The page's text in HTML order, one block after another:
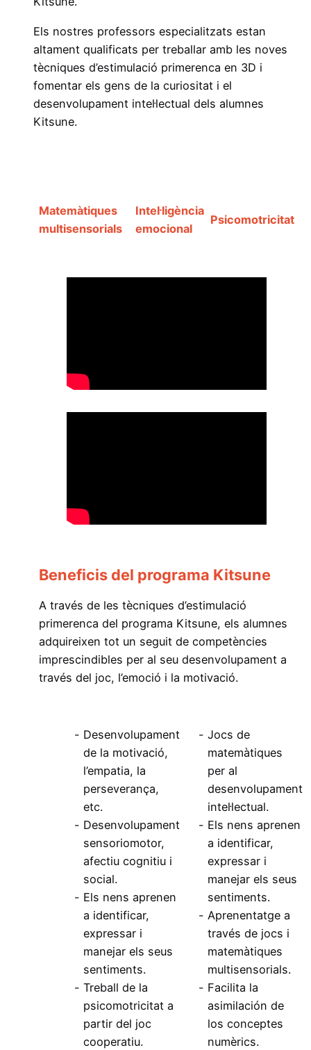
Els nostres professors especialitzats estan
altament qualificats per treballar amb les noves
tècniques d’estimulació primerenca en 3D i
fomentar els gens de la curiositat i el
desenvolupament intel·lectual dels alumnes
Kitsune.
Matemàtiques
multisensorials
Intel·ligència
emocional
Psicomotricitat
Beneficis del programa Kitsune
A través de les tècniques d’estimulació
primerenca del programa Kitsune, els alumnes
adquireixen tot un seguit de competències
imprescindibles per al seu desenvolupament a
través del joc, l’emoció i la motivació.
Desenvolupament
de la motivació,
l’empatia, la
perseverança,
etc.
Desenvolupament
sensoriomotor,
afectiu cognitiu i
social.
Els nens aprenen
a identificar,
expressar i
manejar els seus
sentiments.
Treball de la
psicomotricitat a
partir del joc
cooperatiu.
Jocs de
matemàtiques
per al
desenvolupament
intel·lectual.
Els nens aprenen
a identificar,
expressar i
manejar els seus
sentiments.
Aprenentatge a
través de jocs i
matemàtiques
multisensorials.
Facilita la
asimilación de
los conceptes
numèrics.